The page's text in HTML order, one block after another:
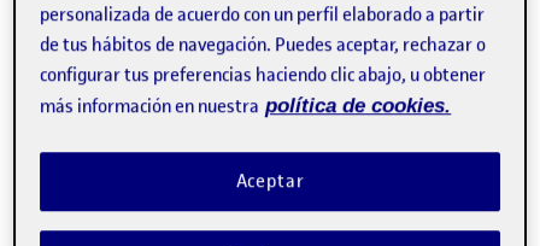
Publicado por
Publicado por
María Reina Vera
Visibilidad:Fecha de publicación
21 Ene 2025 en R5. Diseñar para la
personalizada de acuerdo con un perfil elaborado a partir
de tus hábitos de navegación. Puedes aceptar, rechazar o
configurar tus preferencias haciendo clic abajo, u obtener
más información en nuestra política de cookies.
Aceptar